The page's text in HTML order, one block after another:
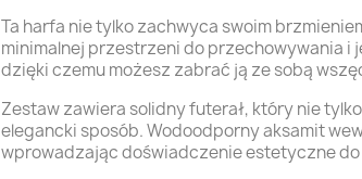
Ta harfa nie tylko zachwyca swoim
minimalnej przestrzeni do przechowywania i
dzięki czemu możesz zabrać ją ze sobą
Zestaw zawiera solidny futerał, który nie
elegancki sposób. Wodoodporny aksamit
wprowadzając doświadczenie estetyczne